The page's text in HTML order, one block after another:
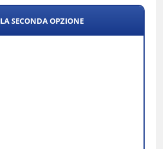
LA SECONDA OPZIONE